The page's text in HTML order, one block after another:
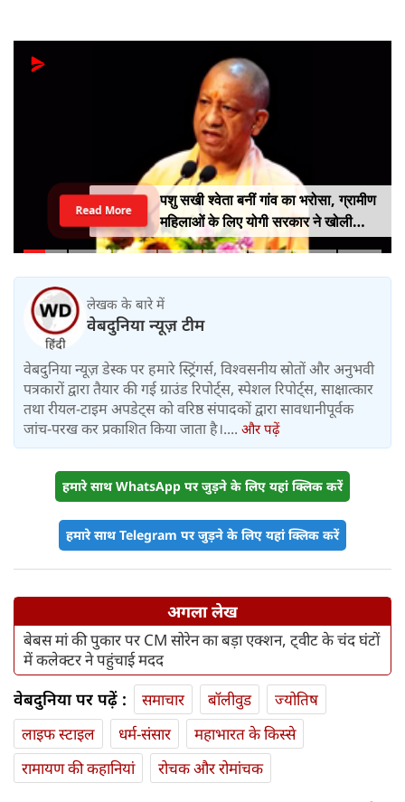
पशु सखी श्वेता बनीं गांव का भरोसा, ग्रामीण
महिलाओं के लिए योगी सरकार ने खोली
आत्मनिर्भरता की राह
Read More
लेखक के बारे में
वेबदुनिया न्यूज़ टीम
वेबदुनिया न्यूज़ डेस्क पर हमारे स्ट्रिंगर्स, विश्वसनीय स्रोतों और अनुभवी
पत्रकारों द्वारा तैयार की गई ग्राउंड रिपोर्ट्स, स्पेशल रिपोर्ट्स, साक्षात्कार
तथा रीयल-टाइम अपडेट्स को वरिष्ठ संपादकों द्वारा सावधानीपूर्वक
जांच-परख कर प्रकाशित किया जाता है।.... और पढ़ें
हमारे साथ WhatsApp पर जुड़ने के लिए यहां क्लिक करें
हमारे साथ Telegram पर जुड़ने के लिए यहां क्लिक करें
अगला लेख
बेबस मां की पुकार पर CM सोरेन का बड़ा एक्शन, ट्वीट के चंद घंटों
में कलेक्टर ने पहुंचाई मदद
वेबदुनिया पर पढ़ें : समाचार बॉलीवुड
ज्योतिष
लाइफ स्‍टाइल
धर्म-संसार
महाभारत के किस्से
रामायण की कहानियां
रोचक और रोमांचक